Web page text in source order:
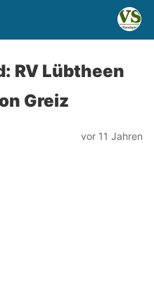
RV Lübtheen
Greiz
vor 11 Jahren